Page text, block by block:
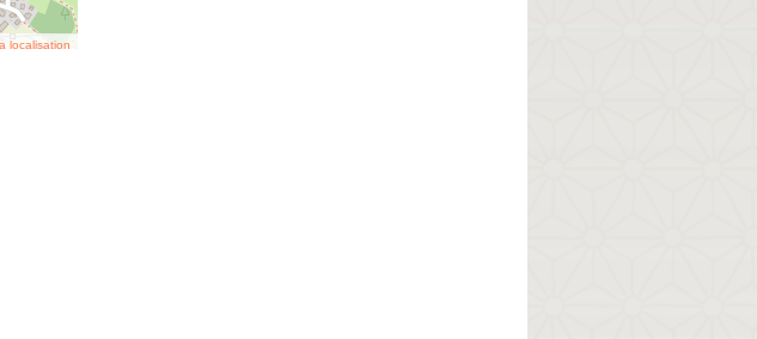
localisation